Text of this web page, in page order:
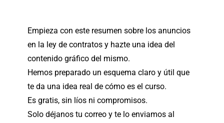
Empieza con este resumen sobre los anuncios
en la ley de contratos y hazte una idea del
contenido gráfico del mismo.
Hemos preparado un esquema claro y útil que
te da una idea real de cómo es el curso.
Es gratis, sin líos ni compromisos.
Solo déjanos tu correo y te lo enviamos al